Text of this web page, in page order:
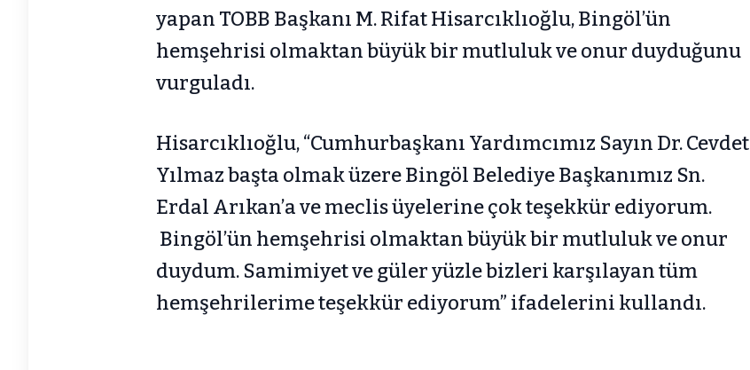
yapan TOBB Başkanı M. Rifat Hisarcıklıoğlu, Bingöl’ün
hemşehrisi olmaktan büyük bir mutluluk ve onur duyduğunu
vurguladı.
Hisarcıklıoğlu, “Cumhurbaşkanı Yardımcımız Sayın Dr. Cevdet
Yılmaz başta olmak üzere Bingöl Belediye Başkanımız Sn.
Erdal Arıkan’a ve meclis üyelerine çok teşekkür ediyorum.
Bingöl’ün hemşehrisi olmaktan büyük bir mutluluk ve onur
duydum. Samimiyet ve güler yüzle bizleri karşılayan tüm
hemşehrilerime teşekkür ediyorum” ifadelerini kullandı.